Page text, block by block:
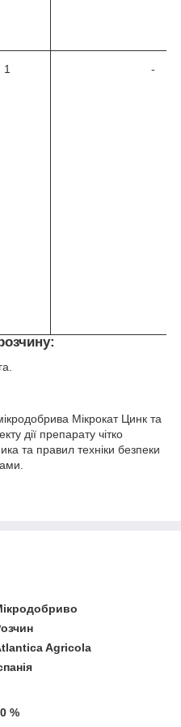
1 -
Мікрокат Цинк та
дії препарату чітко
та правил техніки безпеки
Agricola
%